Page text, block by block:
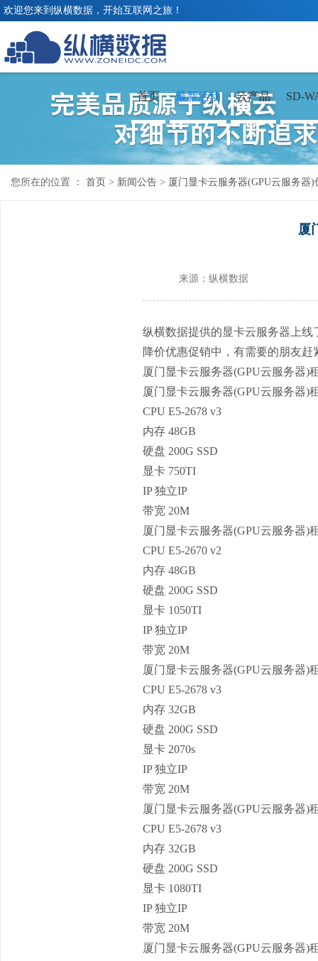
欢迎您来到纵横数据，开始互联网之旅！
首页 最新活动 云产品 SD-
您所在的位置 ： 首页 > 新闻公告 > 厦门显卡云服务器(GPU云服务器
厦
来源：纵横数据
纵横数据提供的显卡云服务器 上
降价优惠促销中，有需要的朋友赶
厦门显卡云服务器(GPU云服务器)
厦门显卡云服务器(GPU云服务器)
CPU E5-2678 v3
内存 48GB
硬盘 200G SSD
显卡 750TI
IP 独立IP
带宽 20M
厦门显卡云服务器(GPU云服务器)
CPU E5-2670 v2
内存 48GB
硬盘 200G SSD
显卡 1050TI
IP 独立IP
带宽 20M
厦门显卡云服务器(GPU云服务器)
CPU E5-2678 v3
内存 32GB
硬盘 200G SSD
显卡 2070s
IP 独立IP
带宽 20M
厦门显卡云服务器(GPU云服务器)
CPU E5-2678 v3
内存 32GB
硬盘 200G SSD
显卡 1080TI
IP 独立IP
带宽 20M
厦门显卡云服务器(GPU云服务器)